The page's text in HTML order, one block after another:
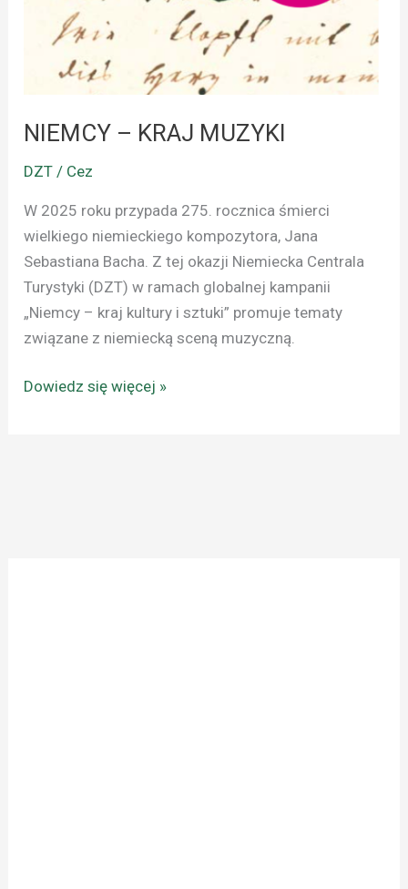
NIEMCY – KRAJ MUZYKI
DZT / Cez
W 2025 roku przypada 275. rocznica śmierci
wielkiego niemieckiego kompozytora, Jana
Sebastiana Bacha. Z tej okazji Niemiecka Centrala
Turystyki (DZT) w ramach globalnej kampanii
„Niemcy – kraj kultury i sztuki” promuje tematy
związane z niemiecką sceną muzyczną.
Dowiedz się więcej »